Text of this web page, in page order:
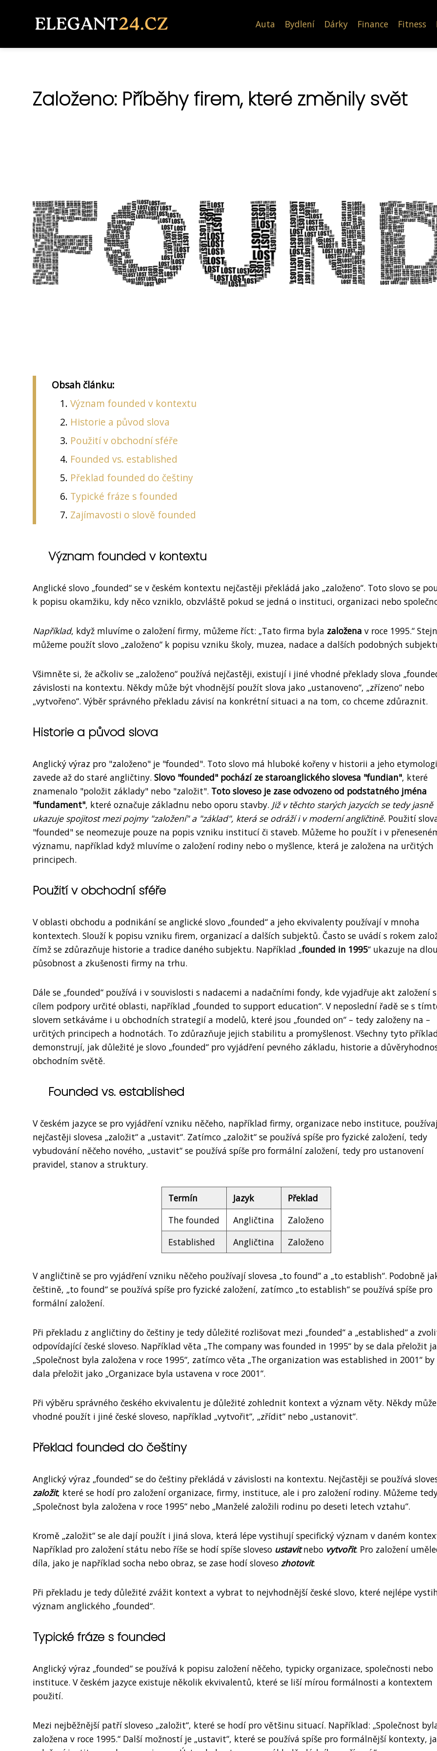
Auta Bydlení Dárky Finance Fitness
Založeno: Příběhy firem, které změnily svět
Obsah článku:
Význam founded v kontextu
Historie a původ slova
Použití v obchodní sféře
Founded vs. established
Překlad founded do češtiny
Typické fráze s founded
Zajímavosti o slově founded
Význam founded v kontextu
Anglické slovo „founded“ se v českém kontextu nejčastěji překládá jako „založeno“. Toto slovo se
k popisu okamžiku, kdy něco vzniklo, obzvláště pokud se jedná o instituci, organizaci nebo
Například, když mluvíme o založení firmy, můžeme říct: „Tato firma byla založena v roce 1995.“
můžeme použít slovo „založeno“ k popisu vzniku školy, muzea, nadace a dalších podobných
Všimněte si, že ačkoliv se „založeno“ používá nejčastěji, existují i ​​jiné vhodné překlady slova
závislosti na kontextu. Někdy může být vhodnější použít slova jako „ustanoveno“, „zřízeno“ nebo
„vytvořeno“. Výběr správného překladu závisí na konkrétní situaci a na tom, co chceme zdůraznit.
Historie a původ slova
Anglický výraz pro "založeno" je "founded". Toto slovo má hluboké kořeny v historii a jeho
zavede až do staré angličtiny. Slovo "founded" pochází ze staroanglického slovesa "fundian", které
znamenalo "položit základy" nebo "založit". Toto sloveso je zase odvozeno od podstatného jména
"fundament", které označuje základnu nebo oporu stavby. Již v těchto starých jazycích se tedy jasně
ukazuje spojitost mezi pojmy "založení" a "základ", která se odráží i v moderní angličtině. Použití
"founded" se neomezuje pouze na popis vzniku institucí či staveb. Můžeme ho použít i v
významu, například když mluvíme o založení rodiny nebo o myšlence, která je založena na určitých
principech.
Použití v obchodní sféře
V oblasti obchodu a podnikání se anglické slovo „founded“ a jeho ekvivalenty používají v mnoha
kontextech. Slouží k popisu vzniku firem, organizací a dalších subjektů. Často se uvádí s rokem
čímž se zdůrazňuje historie a tradice daného subjektu. Například „founded in 1995“ ukazuje na
působnost a zkušenosti firmy na trhu.
Dále se „founded“ používá i v souvislosti s nadacemi a nadačními fondy, kde vyjadřuje akt založení s
cílem podpory určité oblasti, například „founded to support education“. V neposlední řadě se s
slovem setkáváme i u obchodních strategií a modelů, které jsou „founded on“ – tedy založeny na –
určitých principech a hodnotách. To zdůrazňuje jejich stabilitu a promyšlenost. Všechny tyto
demonstrují, jak důležité je slovo „founded“ pro vyjádření pevného základu, historie a
obchodním světě.
Founded vs. established
V českém jazyce se pro vyjádření vzniku něčeho, například firmy, organizace nebo instituce,
nejčastěji slovesa „založit“ a „ustavit“. Zatímco „založit“ se používá spíše pro fyzické založení, tedy
vybudování něčeho nového, „ustavit“ se používá spíše pro formální založení, tedy pro ustanovení
pravidel, stanov a struktury.
Termín Jazyk
Překlad
The founded
Angličtina
Založeno
Established
Angličtina Založeno
V angličtině se pro vyjádření vzniku něčeho používají slovesa „to found“ a „to establish“. Podobně
češtině, „to found“ se používá spíše pro fyzické založení, zatímco „to establish“ se používá spíše pro
formální založení.
Při překladu z angličtiny do češtiny je tedy důležité rozlišovat mezi „founded“ a „established“ a
odpovídající české sloveso. Například věta „The company was founded in 1995“ by se dala přeložit
„Společnost byla založena v roce 1995“, zatímco věta „The organization was established in 2001“ by
dala přeložit jako „Organizace byla ustavena v roce 2001“.
Při výběru správného českého ekvivalentu je důležité zohlednit kontext a význam věty. Někdy
vhodné použít i jiné české sloveso, například „vytvořit“, „zřídit“ nebo „ustanovit“.
Překlad founded do češtiny
Anglický výraz „founded“ se do češtiny překládá v závislosti na kontextu. Nejčastěji se používá
založit, které se hodí pro založení organizace, firmy, instituce, ale i pro založení rodiny. Můžeme
„Společnost byla založena v roce 1995“ nebo „Manželé založili rodinu po deseti letech vztahu“.
Kromě „založit“ se ale dají použít i jiná slova, která lépe vystihují specifický význam v daném
Například pro založení státu nebo říše se hodí spíše sloveso ustavitnebo vytvořit. Pro založení
díla, jako je například socha nebo obraz, se zase hodí sloveso zhotovit.
Při překladu je tedy důležité zvážit kontext a vybrat to nejvhodnější české slovo, které nejlépe
význam anglického „founded“.
Typické fráze s founded
Anglický výraz „founded“ se používá k popisu založení něčeho, typicky organizace, společnosti nebo
instituce. V českém jazyce existuje několik ekvivalentů, které se liší mírou formálnosti a kontextem
použití.
Mezi nejběžnější patří sloveso „založit“, které se hodí pro většinu situací. Například: „Společnost
založena v roce 1995.“ Další možností je „ustavit“, které se používá spíše pro formálnější kontexty,